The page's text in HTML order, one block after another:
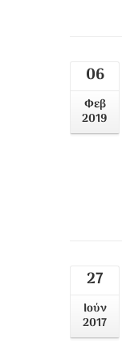
06
Φεβ
2019
27
Ιούν
2017